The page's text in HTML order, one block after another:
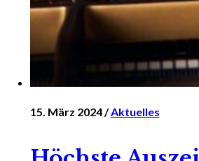
15. März 2024 /Aktuelles